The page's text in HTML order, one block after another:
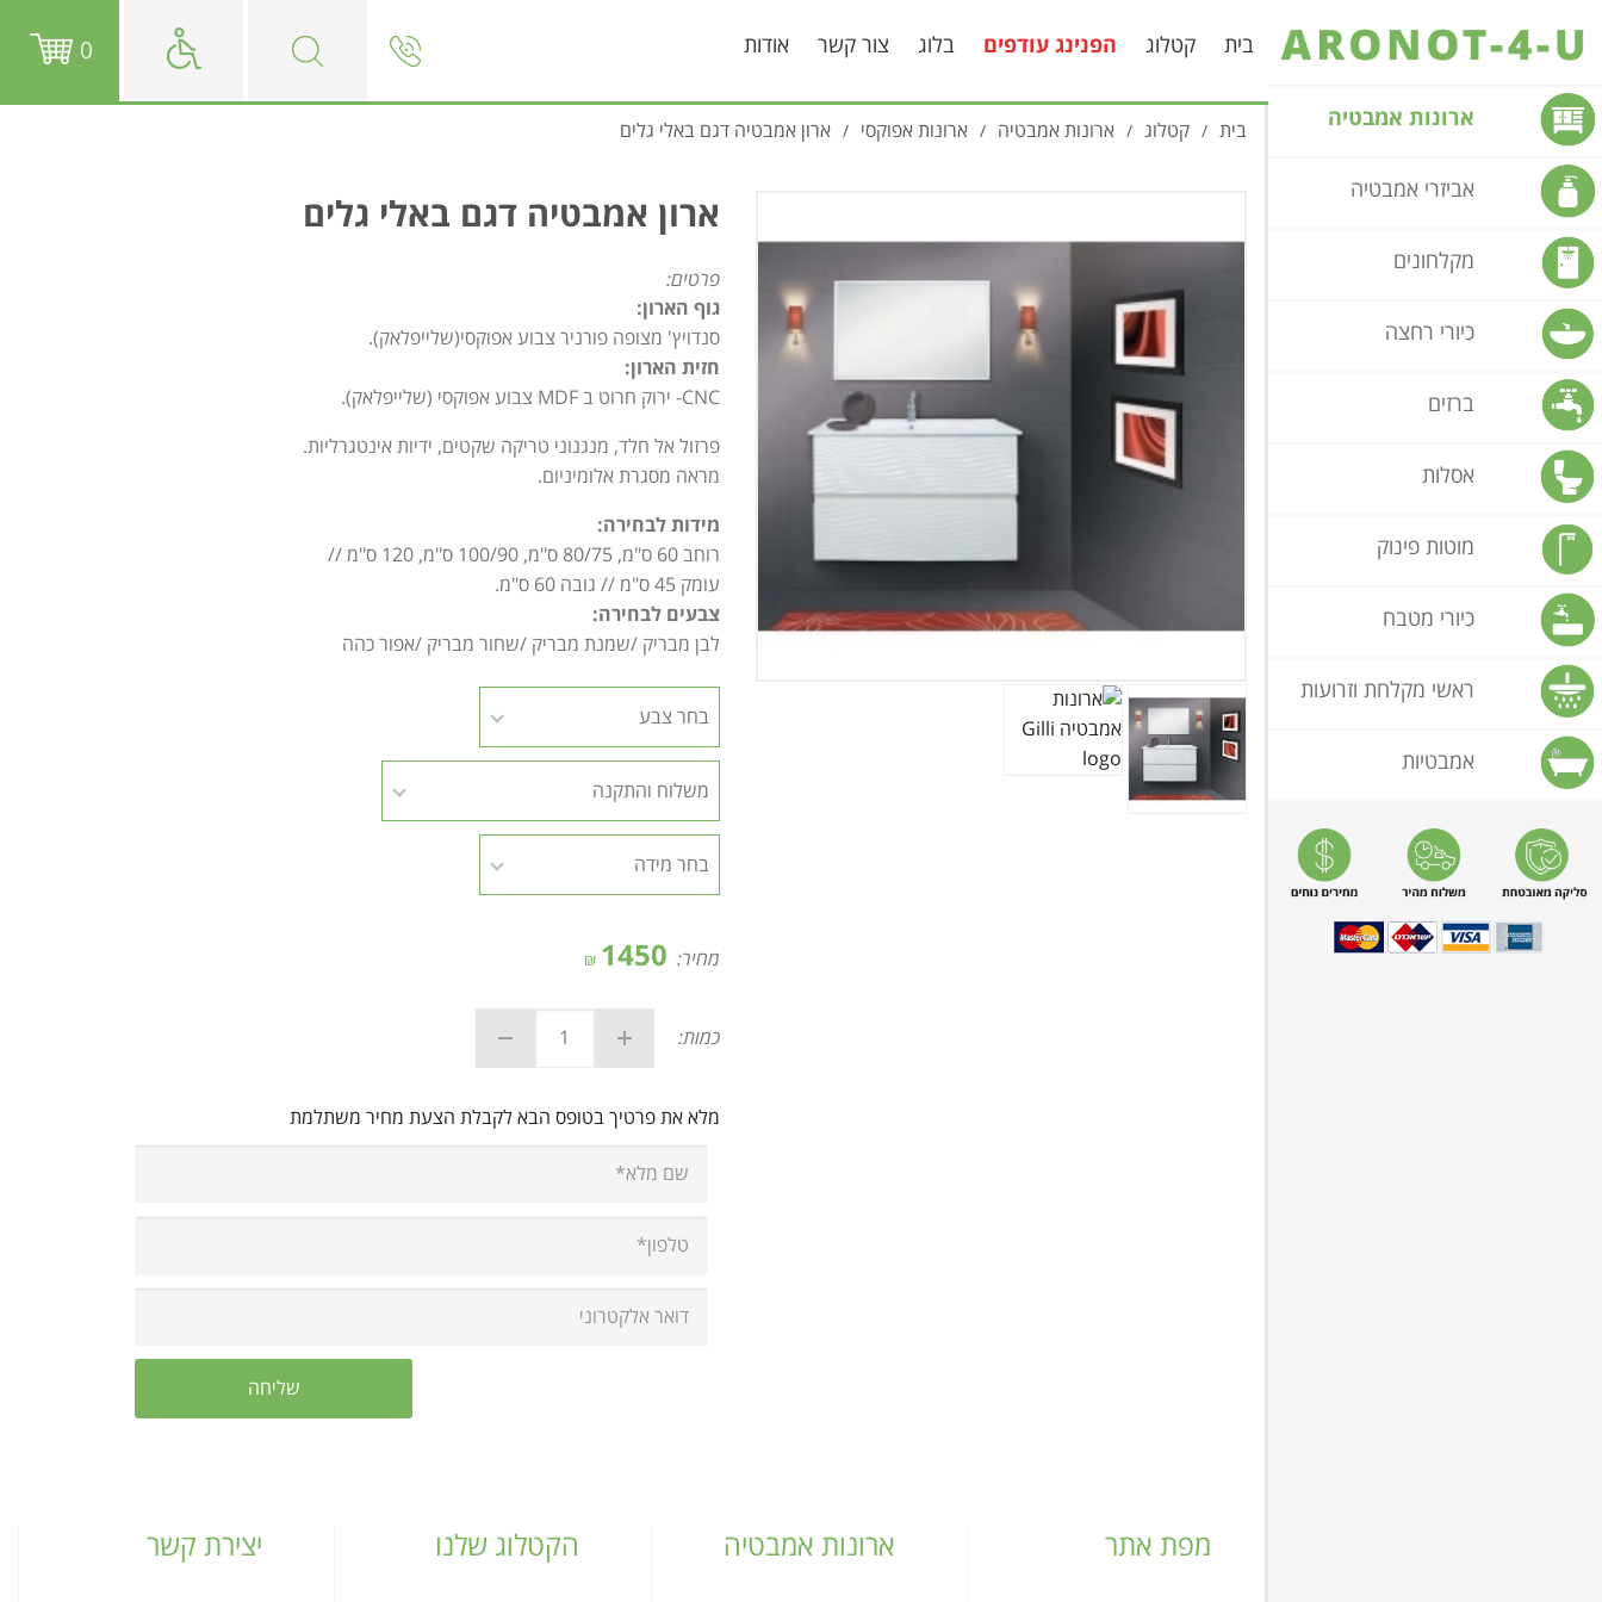
ארונות אמבטיה
אביזרי אמבטיה
מקלחונים
כיורי רחצה
ברזים
אסלות
מוטות פינוק
כיורי מטבח
ראשי מקלחת וזרועות
אמבטיות
בית קטלוג הפנינג עודפים בלוג צור קשר אודות 0
בית / קטלוג / ארונות אמבטיה / ארונות אפוקסי / ארון אמבטיה דגם באלי גלים
ארון אמבטיה דגם באלי גלים
פרטים:
גוף הארון:
סנדויץ' מצופה פורניר צבוע אפוקסי(שלייפלאק).
חזית הארון:
CNC- ירוק חרוט ב MDF צבוע אפוקסי (שלייפלאק).
פרזול אל חלד, מנגנוני טריקה שקטים, ידיות אינטגרליות.
מראה מסגרת אלומיניום.
מידות לבחירה:
רוחב 60 ס"מ, 80/75 ס"מ, 100/90 ס"מ, 120 ס"מ //
עומק 45 ס"מ // גובה 60 ס"מ.
צבעים לבחירה:
לבן מבריק /שמנת מבריק /שחור מבריק /אפור כהה
מחיר: 1450
₪
כמות:
מלא את פרטיך בטופס הבא לקבלת הצעת מחיר משתלמת
מפת אתר ארונות אמבטיה הקטלוג שלנו יצירת קשר